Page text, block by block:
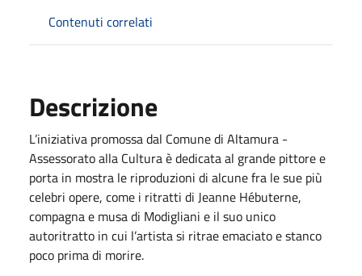
Contenuti correlati
Descrizione
L’iniziativa promossa dal Comune di Altamura -
Assessorato alla Cultura è dedicata al grande pittore e
porta in mostra le riproduzioni di alcune fra le sue più
celebri opere, come i ritratti di Jeanne Hébuterne,
compagna e musa di Modigliani e il suo unico
autoritratto in cui l’artista si ritrae emaciato e stanco
poco prima di morire.